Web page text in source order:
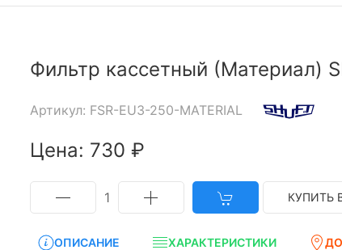
Фильтр кассетный (Материал)
Артикул: FSR-EU3-250-MATERIAL
Цена: 730 ₽
1 КУПИТЬ
ОПИСАНИЕ ХАРАКТЕРИСТИКИ